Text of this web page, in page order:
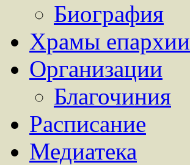
Биография
Храмы епархии
Организации
Благочиния
Расписание
Медиатека